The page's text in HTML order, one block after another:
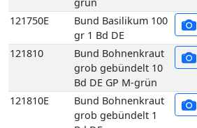
Bd DE GP M-grün
121810E
Bund Bohnenkraut
grob gebündelt 1
Bd DE
Bund Estragon 100 gr 10
Bd DE GP M-grün
121840E
Bund Estragon 100 gr 1 Bd
DE